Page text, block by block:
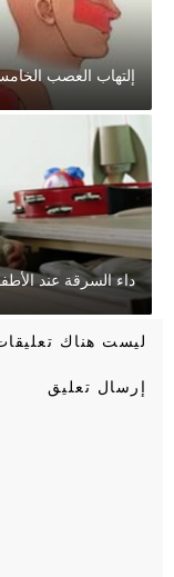
إلتهاب العصب
داء السرقة عند
ليست هناك
إرسال تعليق